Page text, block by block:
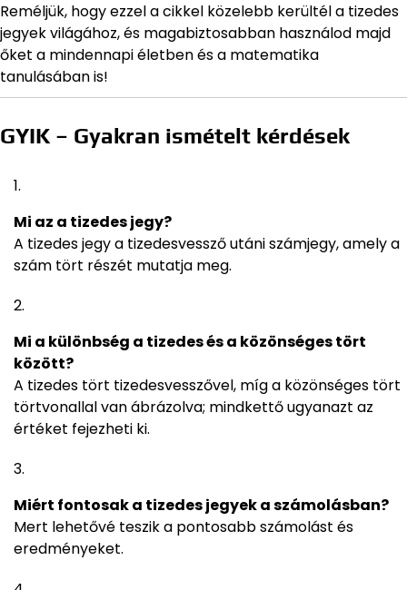
Reméljük, hogy ezzel a cikkel közelebb kerültél a tizedes
jegyek világához, és magabiztosabban használod majd
őket a mindennapi életben és a matematika
tanulásában is!
GYIK – Gyakran ismételt kérdések
Mi az a tizedes jegy?
A tizedes jegy a tizedesvessző utáni számjegy, amely a
szám tört részét mutatja meg.
Mi a különbség a tizedes és a közönséges tört
között?
A tizedes tört tizedesvesszővel, míg a közönséges tört
törtvonallal van ábrázolva; mindkettő ugyanazt az
értéket fejezheti ki.
Miért fontosak a tizedes jegyek a számolásban?
Mert lehetővé teszik a pontosabb számolást és
eredményeket.